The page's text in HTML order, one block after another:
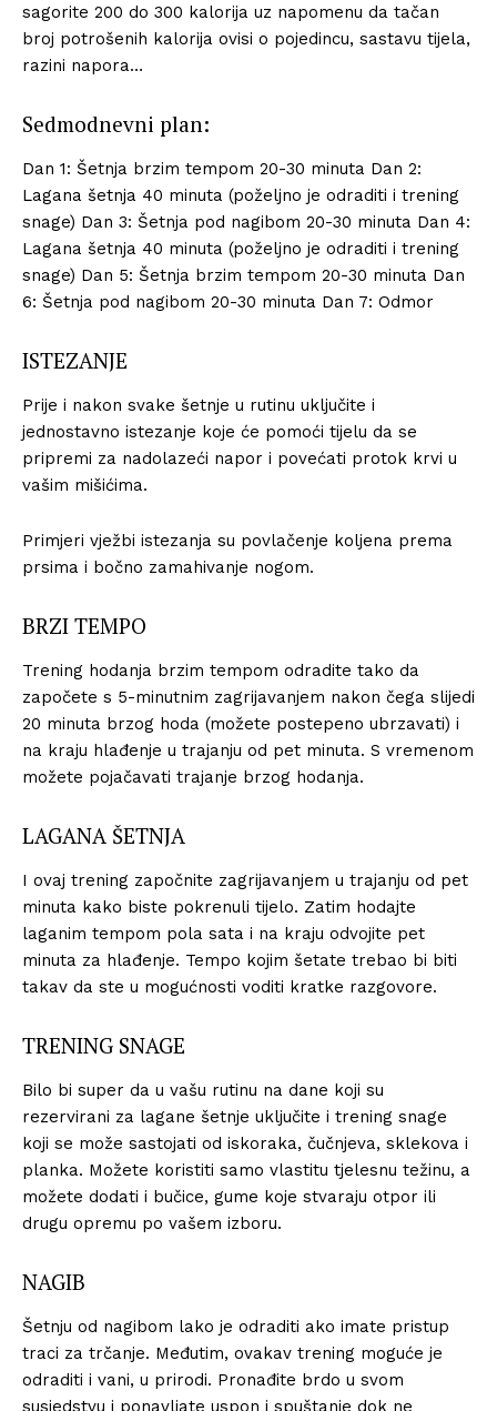
sagorite 200 do 300 kalorija uz napomenu da tačan
broj potrošenih kalorija ovisi o pojedincu, sastavu tijela,
razini napora…
Sedmodnevni plan:
Dan 1: Šetnja brzim tempom 20-30 minuta Dan 2:
Lagana šetnja 40 minuta (poželjno je odraditi i trening
snage) Dan 3: Šetnja pod nagibom 20-30 minuta Dan 4:
Lagana šetnja 40 minuta (poželjno je odraditi i trening
snage) Dan 5: Šetnja brzim tempom 20-30 minuta Dan
6: Šetnja pod nagibom 20-30 minuta Dan 7: Odmor
ISTEZANJE
Prije i nakon svake šetnje u rutinu uključite i
jednostavno istezanje koje će pomoći tijelu da se
pripremi za nadolazeći napor i povećati protok krvi u
vašim mišićima.
Primjeri vježbi istezanja su povlačenje koljena prema
prsima i bočno zamahivanje nogom.
BRZI TEMPO
Trening hodanja brzim tempom odradite tako da
započete s 5-minutnim zagrijavanjem nakon čega slijedi
20 minuta brzog hoda (možete postepeno ubrzavati) i
na kraju hlađenje u trajanju od pet minuta. S vremenom
možete pojačavati trajanje brzog hodanja.
LAGANA ŠETNJA
I ovaj trening započnite zagrijavanjem u trajanju od pet
minuta kako biste pokrenuli tijelo. Zatim hodajte
laganim tempom pola sata i na kraju odvojite pet
minuta za hlađenje. Tempo kojim šetate trebao bi biti
takav da ste u mogućnosti voditi kratke razgovore.
TRENING SNAGE
Bilo bi super da u vašu rutinu na dane koji su
rezervirani za lagane šetnje uključite i trening snage
koji se može sastojati od iskoraka, čučnjeva, sklekova i
planka. Možete koristiti samo vlastitu tjelesnu težinu, a
možete dodati i bučice, gume koje stvaraju otpor ili
drugu opremu po vašem izboru.
NAGIB
Šetnju od nagibom lako je odraditi ako imate pristup
traci za trčanje. Međutim, ovakav trening moguće je
odraditi i vani, u prirodi. Pronađite brdo u svom
susjedstvu i ponavljate uspon i spuštanje dok ne